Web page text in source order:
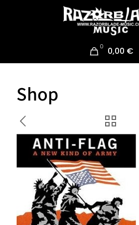
0 0,00 €
Shop